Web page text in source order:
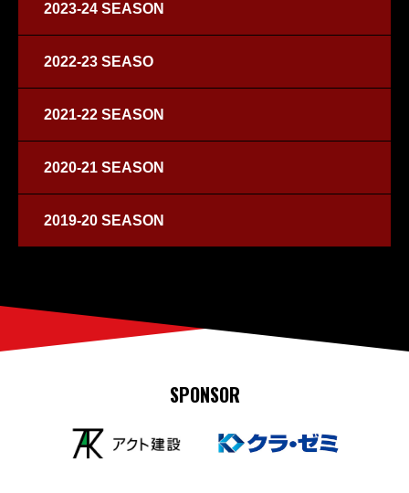
2023-24 SEASON
2022-23 SEASO
2021-22 SEASON
2020-21 SEASON
2019-20 SEASON
SPONSOR